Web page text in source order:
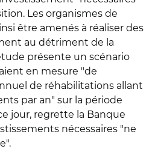
Les organismes de
être amenés à réaliser des
au détriment de la
présente un scénario
en mesure "de
de réhabilitations allant
par an" sur la période
jour, regrette la Banque
nécessaires "ne